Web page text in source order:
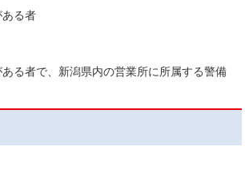
ある者
る者で、新潟県内の営業所に所属する警備